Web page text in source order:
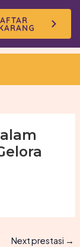
Next prestasi →